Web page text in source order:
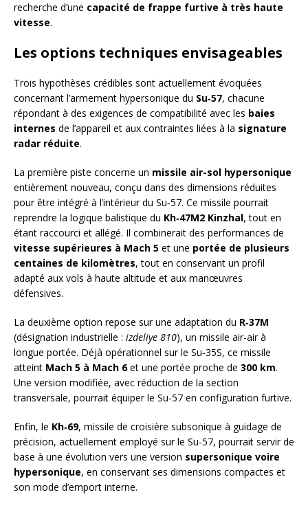
recherche d’une capacité de frappe furtive à très haute
vitesse.
Les options techniques envisageables
Trois hypothèses crédibles sont actuellement évoquées
concernant l’armement hypersonique du Su‑57, chacune
répondant à des exigences de compatibilité avec les baies
internes de l’appareil et aux contraintes liées à la signature
radar réduite.
La première piste concerne un missile air-sol hypersonique
entièrement nouveau, conçu dans des dimensions réduites
pour être intégré à l’intérieur du Su‑57. Ce missile pourrait
reprendre la logique balistique du Kh‑47M2 Kinzhal, tout en
étant raccourci et allégé. Il combinerait des performances de
vitesse supérieures à Mach 5 et une portée de plusieurs
centaines de kilomètres, tout en conservant un profil
adapté aux vols à haute altitude et aux manœuvres
défensives.
La deuxième option repose sur une adaptation du R‑37M
(désignation industrielle : izdeliye 810), un missile air-air à
longue portée. Déjà opérationnel sur le Su‑35S, ce missile
atteint Mach 5 à Mach 6et une portée proche de 300 km.
Une version modifiée, avec réduction de la section
transversale, pourrait équiper le Su‑57 en configuration furtive.
Enfin, le Kh‑69, missile de croisière subsonique à guidage de
précision, actuellement employé sur le Su‑57, pourrait servir de
base à une évolution vers une version supersonique voire
hypersonique, en conservant ses dimensions compactes et
son mode d’emport interne.